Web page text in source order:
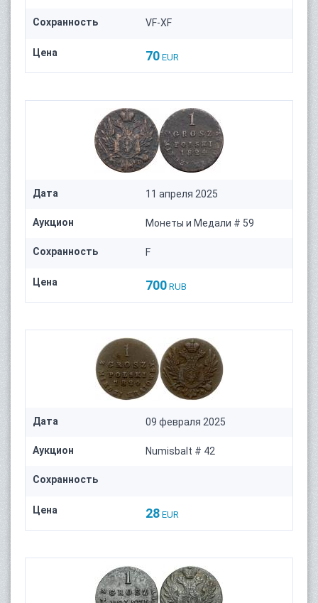
Сохранность VF-XF
Цена 70 EUR
Дата 11 апреля 2025
Аукцион Монеты и Медали # 59
Сохранность F
Цена 700 RUB
Дата 09 февраля 2025
Аукцион Numisbalt # 42
Сохранность
Цена 28 EUR